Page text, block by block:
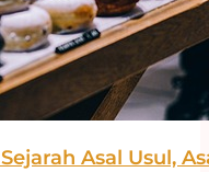
Asal Usul,